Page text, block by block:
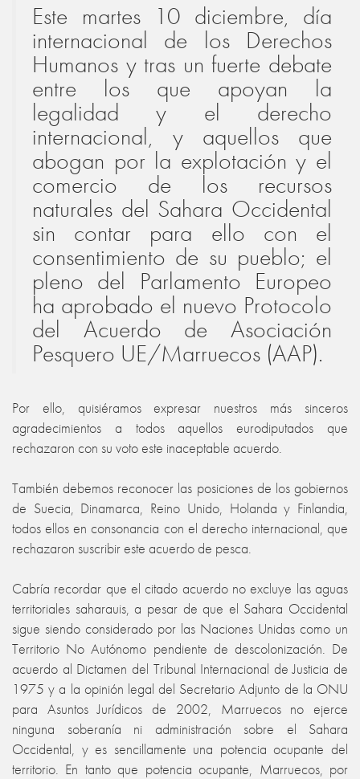
Este martes 10 diciembre, día
internacional de los Derechos
Humanos y tras un fuerte debate
entre los que apoyan la
legalidad y el derecho
internacional, y aquellos que
abogan por la explotación y el
comercio de los recursos
naturales del Sahara Occidental
sin contar para ello con el
consentimiento de su pueblo; el
pleno del Parlamento Europeo
ha aprobado el nuevo Protocolo
del Acuerdo de Asociación
Pesquero UE/Marruecos (AAP).
Por ello, quisiéramos expresar nuestros más sinceros
agradecimientos a todos aquellos eurodiputados que
rechazaron con su voto este inaceptable acuerdo.
También debemos reconocer las posiciones de los gobiernos
de Suecia, Dinamarca, Reino Unido, Holanda y Finlandia,
todos ellos en consonancia con el derecho internacional, que
rechazaron suscribir este acuerdo de pesca.
Cabría recordar que el citado acuerdo no excluye las aguas
territoriales saharauis, a pesar de que el Sahara Occidental
sigue siendo considerado por las Naciones Unidas como un
Territorio No Autónomo pendiente de descolonización. De
acuerdo al Dictamen del Tribunal Internacional de Justicia de
1975 y a la opinión legal del Secretario Adjunto de la ONU
para Asuntos Jurídicos de 2002, Marruecos no ejerce
ninguna soberanía ni administración sobre el Sahara
Occidental, y es sencillamente una potencia ocupante del
territorio. En tanto que potencia ocupante, Marruecos, por